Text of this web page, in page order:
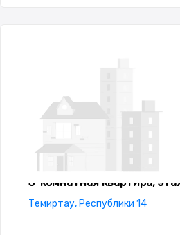
3-комнатная квартира,
Темиртау, Республики 14